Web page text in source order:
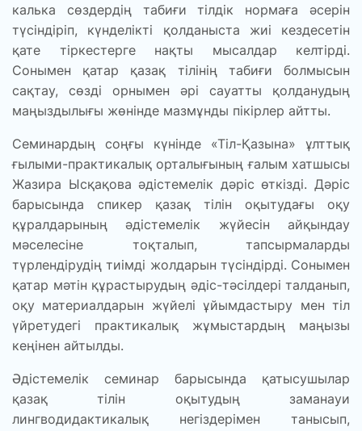
калька сөздердің табиғи тілдік нормаға әсерін
түсіндіріп, күнделікті қолданыста жиі кездесетін
қате тіркестерге нақты мысалдар келтірді.
Сонымен қатар қазақ тілінің табиғи болмысын
сақтау, сөзді орнымен әрі сауатты қолданудың
маңыздылығы жөнінде мазмұнды пікірлер айтты.
Семинардың соңғы күнінде «Тіл-Қазына» ұлттық
ғылыми-практикалық орталығының ғалым хатшысы
Жазира Ысқақова әдістемелік дәріс өткізді. Дәріс
барысында спикер қазақ тілін оқытудағы оқу
құралдарының әдістемелік жүйесін айқындау
мәселесіне тоқталып, тапсырмаларды
түрлендірудің тиімді жолдарын түсіндірді. Сонымен
қатар мәтін құрастырудың әдіс-тәсілдері талданып,
оқу материалдарын жүйелі ұйымдастыру мен тіл
үйретудегі практикалық жұмыстардың маңызы
кеңінен айтылды.
Әдістемелік семинар барысында қатысушылар
қазақ тілін оқытудың заманауи
лингводидактикалық негіздерімен танысып,